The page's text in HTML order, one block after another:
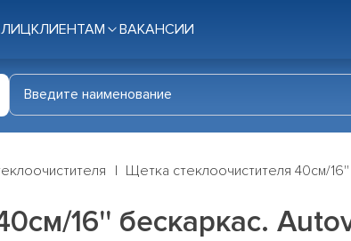
КЛИЕНТАМ ВАКАНСИИ
Щетка стеклоочистителя 40см/16''
16'' бескаркас.